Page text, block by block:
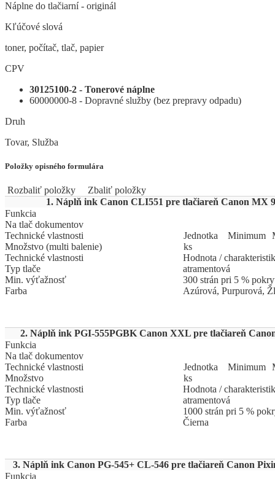
Náplne do tlačiarní - originál
Kľúčové slová
toner, počítač, tlač, papier
CPV
30125100-2 - Tonerové náplne
60000000-8 - Dopravné služby (bez prepravy odpadu)
Druh
Tovar, Služba
Položky opisného formulára
Rozbaliť položky
Zbaliť položky
1. Náplň ink Canon CLI551 pre tlačiareň Canon MX
Funkcia
Na tlač dokumentov
Technické vlastnosti
Jed­not­ka Mi­ni­mum
Množstvo (multi balenie)
ks
Technické vlastnosti
Hodnota /
Typ tlače
atramentová
Min. výťažnosť
300 strán pri 5 %
Farba
Azúrová, Purpurová,
2. Náplň ink PGI-555PGBK Canon XXL pre tlačiareň
Funkcia
Na tlač dokumentov
Technické vlastnosti
Jed­not­ka Mi­ni­mum
Množstvo
ks
Technické vlastnosti
Hodnota /
Typ tlače
atramentová
Min. výťažnosť
1000 strán pri 5 %
Farba
Čierna
3. Náplň ink Canon PG-545+ CL-546 pre tlačiareň Canon
Funkcia